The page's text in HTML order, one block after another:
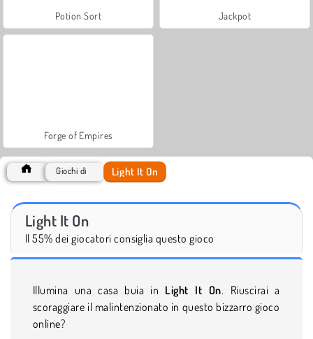
Potion Sort Jackpot
Forge of Empires
Giochi di Light It On
Light It On
Il 55% dei giocatori consiglia questo gioco
Illumina una casa buia in Light It On. Riuscirai a
scoraggiare il malintenzionato in questo bizzarro gioco
online?